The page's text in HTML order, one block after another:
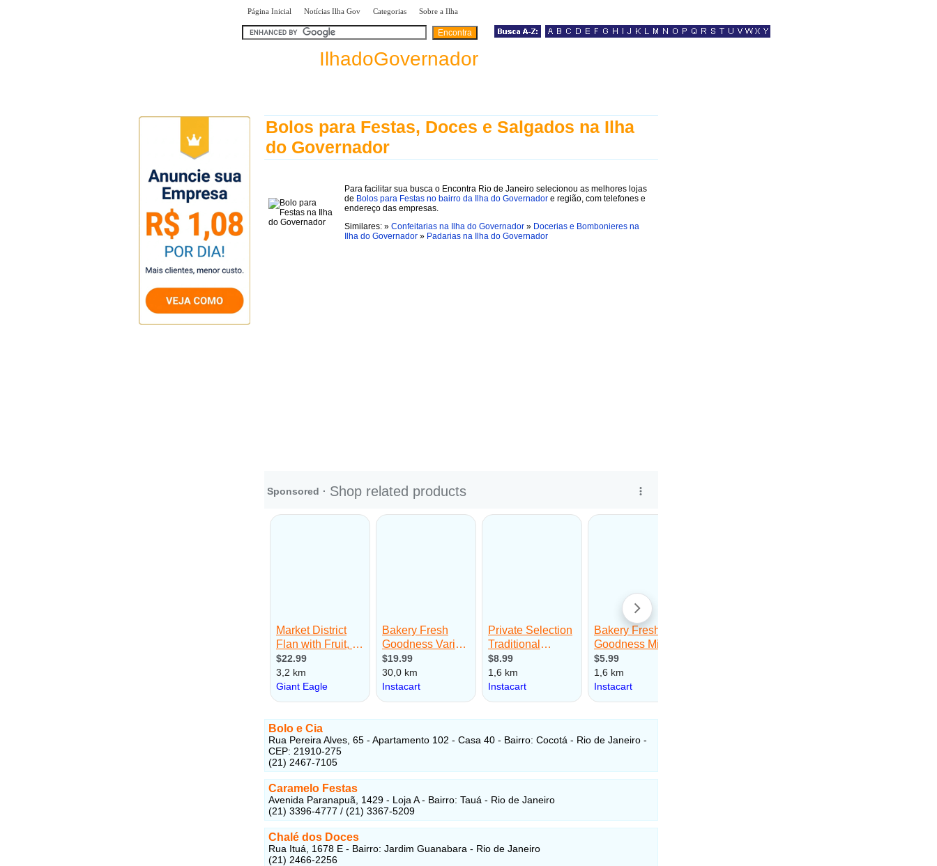
Página Inicial Notícias Ilha Gov Categorias Sobre a Ilha
IlhadoGovernador
Bolos para Festas, Doces e Salgados na Ilha
do Governador
Para facilitar sua busca o Encontra Rio de Janeiro selecionou as melhores lojas
de Bolos para Festas no bairro da Ilha do Governador e região, com telefones e
endereço das empresas.
Similares: » Confeitarias na Ilha do Governador » Docerias e Bombonieres na
Ilha do Governador » Padarias na Ilha do Governador
Bolo e Cia
Rua Pereira Alves, 65 - Apartamento 102 - Casa 40 - Bairro: Cocotá - Rio de Janeiro -
CEP: 21910-275
(21) 2467-7105
Caramelo Festas
Avenida Paranapuã, 1429 - Loja A - Bairro: Tauá - Rio de Janeiro
(21) 3396-4777 / (21) 3367-5209
Chalé dos Doces
Rua Ituá, 1678 E - Bairro: Jardim Guanabara - Rio de Janeiro
(21) 2466-2256